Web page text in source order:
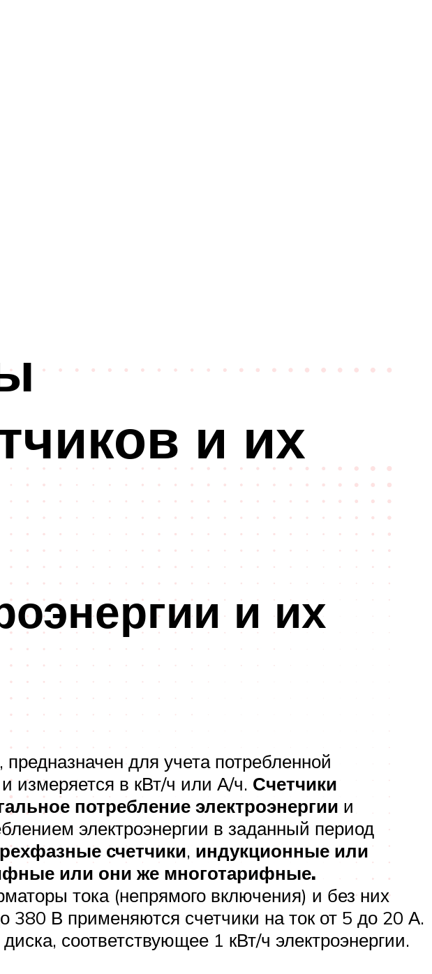
и их
и их
для учета потребленной
измеряется в кВт/ч или А/ч. Счетчики
потребление электроэнергии и
электроэнергии в заданный период
счетчики, индукционные или
или они же многотарифные.
тока (непрямого включения) и без них
В применяются счетчики на ток от 5 до 20 А.
соответствующее 1 кВт/ч электроэнергии.